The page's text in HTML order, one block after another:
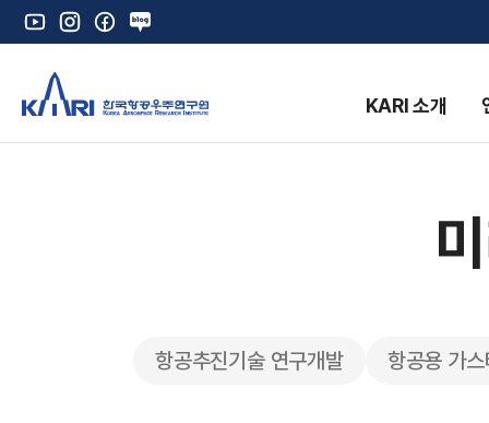
유
튜
인
스
그
램
페
이
네
로
그
KARI 소개
항공추진기술 연구개발 항공용 가